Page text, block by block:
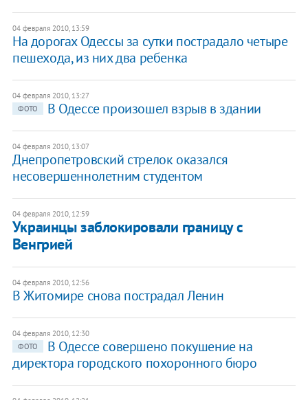
04 февраля 2010, 13:59
На дорогах Одессы за сутки пострадало четыре
пешехода, из них два ребенка
04 февраля 2010, 13:27
ФОТО
В Одессе произошел взрыв в здании
04 февраля 2010, 13:07
Днепропетровский стрелок оказался
несовершеннолетним студентом
04 февраля 2010, 12:59
Украинцы заблокировали границу с
Венгрией
04 февраля 2010, 12:56
В Житомире снова пострадал Ленин
04 февраля 2010, 12:30
ФОТО
В Одессе совершено покушение на
директора городского похоронного бюро